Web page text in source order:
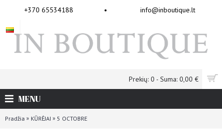
+370 65534188 • info@inboutique.lt
Prekių: 0 - Suma: 0,00 €
MENU
Pradžia » KŪRĖJAI » 5 OCTOBRE